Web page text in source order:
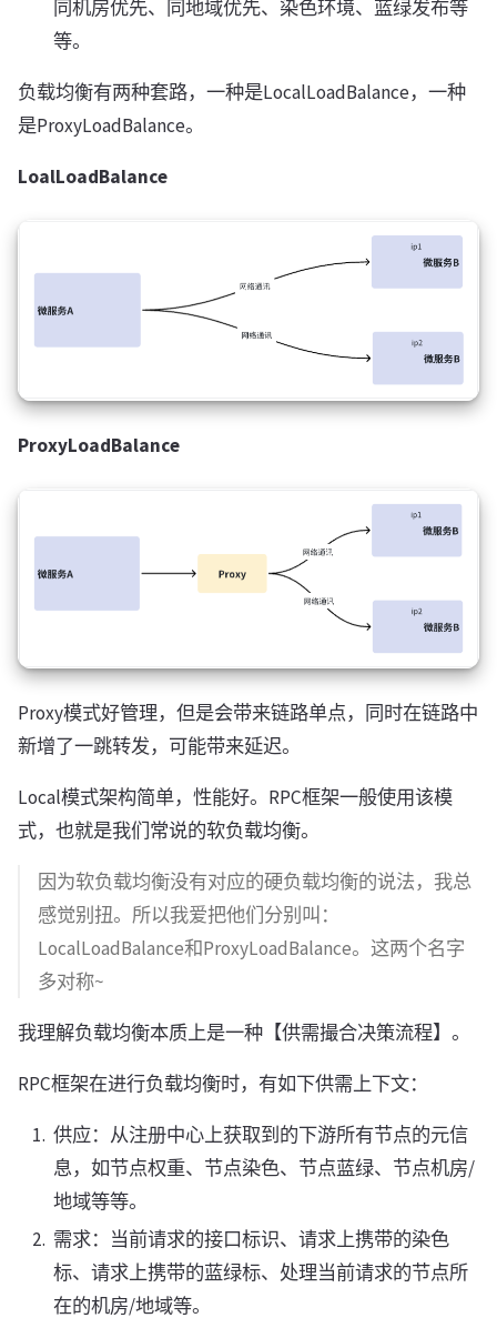
同机房优先、同地域优先、染色环境、蓝绿发布等
等。
负载均衡有两种套路，一种是LocalLoadBalance，一种
是ProxyLoadBalance。
LoalLoadBalance
ProxyLoadBalance
Proxy模式好管理，但是会带来链路单点，同时在链路中
新增了一跳转发，可能带来延迟。
Local模式架构简单，性能好。RPC框架一般使用该模
式，也就是我们常说的软负载均衡。
因为软负载均衡没有对应的硬负载均衡的说法，我总
感觉别扭。所以我爱把他们分别叫：
LocalLoadBalance和ProxyLoadBalance。这两个名字
多对称~
我理解负载均衡本质上是一种【供需撮合决策流程】。
RPC框架在进行负载均衡时，有如下供需上下文：
供应：从注册中心上获取到的下游所有节点的元信
息，如节点权重、节点染色、节点蓝绿、节点机房/
地域等等。
需求：当前请求的接口标识、请求上携带的染色
标、请求上携带的蓝绿标、处理当前请求的节点所
在的机房/地域等。